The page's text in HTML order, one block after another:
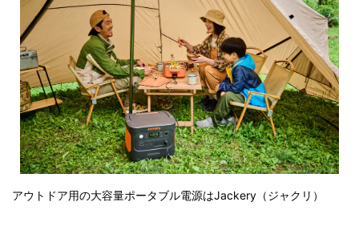
アウトドア用の大容量ポータブル電源はJackery（ジャクリ）